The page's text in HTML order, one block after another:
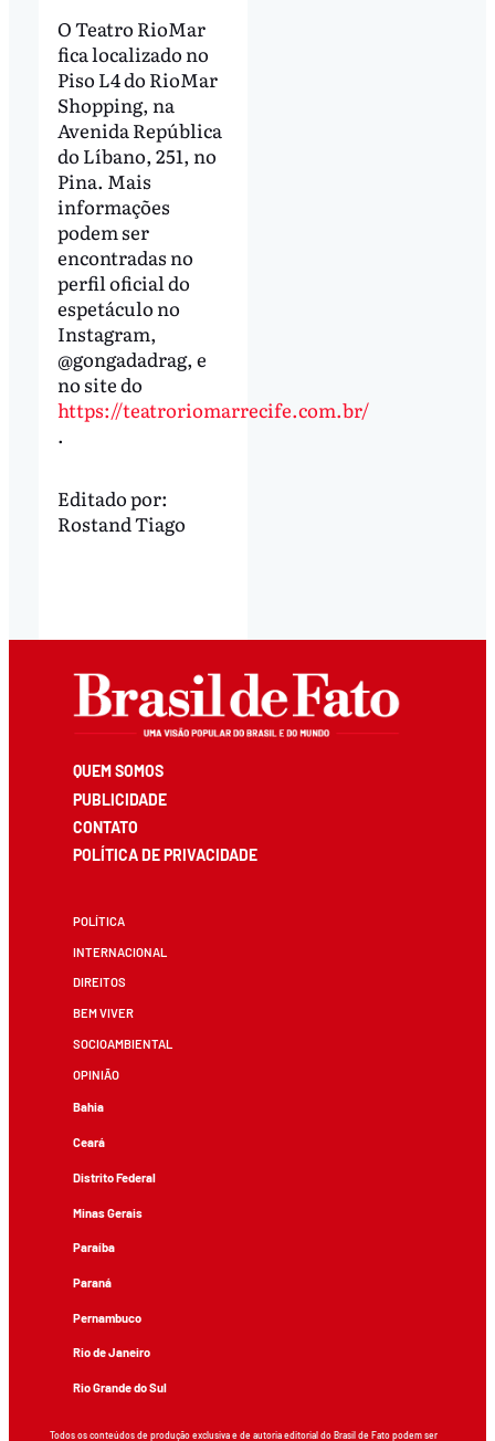
O Teatro RioMar
fica localizado no
Piso L4 do RioMar
Shopping, na
Avenida República
do Líbano, 251, no
Pina. Mais
informações
podem ser
encontradas no
perfil oficial do
espetáculo no
Instagram,
@‌gongadadrag, e
no site do
https://teatroriomarrecife.com.br/
.
Editado por:
Rostand Tiago
QUEM SOMOS
PUBLICIDADE
CONTATO
POLÍTICA DE PRIVACIDADE
POLÍTICA
INTERNACIONAL
DIREITOS
BEM VIVER
SOCIOAMBIENTAL
OPINIÃO
Bahia
Ceará
Distrito Federal
Minas Gerais
Paraíba
Paraná
Pernambuco
Rio de Janeiro
Rio Grande do Sul
Todos os conteúdos de produção exclusiva e de autoria editorial do Brasil de Fato podem ser